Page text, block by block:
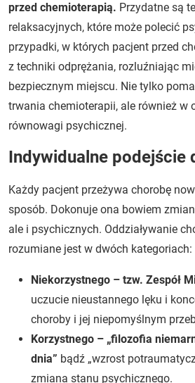
przed chemioterapią. Przydatne są
relaksacyjnych, które może polecić
przypadki, w których pacjent przed
z techniki odprężania, rozluźniając
bezpiecznym miejscu. Nie tylko
trwania chemioterapii, ale również w
równowagi psychicznej.
Indywidualne podejście
Każdy pacjent przeżywa chorobę
sposób. Dokonuje ona bowiem
ale i psychicznych. Oddziaływanie
rozumiane jest w dwóch kategoriach:
Niekorzystnego – tzw. Zespół
uczucie nieustannego lęku i
choroby i jej niepomyślnym
Korzystnego – „filozofia
dnia” bądź „wzrost
zmiana stanu psychicznego.